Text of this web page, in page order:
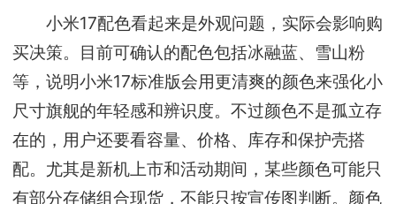
小米17配色看起来是外观问题，实际会影响购
买决策。目前可确认的配色包括冰融蓝、雪山粉
等，说明小米17标准版会用更清爽的颜色来强化小
尺寸旗舰的年轻感和辨识度。不过颜色不是孤立存
在的，用户还要看容量、价格、库存和保护壳搭
配。尤其是新机上市和活动期间，某些颜色可能只
有部分存储组合现货，不能只按宣传图判断。颜色